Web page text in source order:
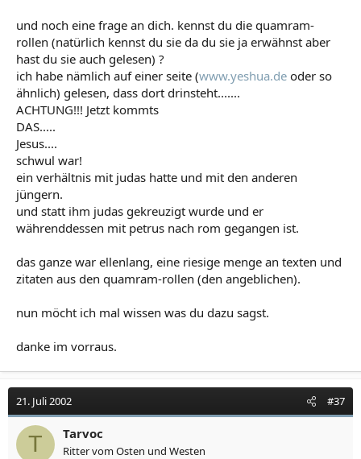
und noch eine frage an dich. kennst du die quamram-
rollen (natürlich kennst du sie da du sie ja erwähnst aber
hast du sie auch gelesen) ?
ich habe nämlich auf einer seite (www.yeshua.de oder so
ähnlich) gelesen, dass dort drinsteht.......
ACHTUNG!!! Jetzt kommts
DAS.....
Jesus....
schwul war!
ein verhältnis mit judas hatte und mit den anderen
jüngern.
und statt ihm judas gekreuzigt wurde und er
währenddessen mit petrus nach rom gegangen ist.
das ganze war ellenlang, eine riesige menge an texten und
zitaten aus den quamram-rollen (den angeblichen).
nun möcht ich mal wissen was du dazu sagst.
danke im vorraus.
21. Juli 2002 #37
T Tarvoc
Ritter vom Osten und Westen